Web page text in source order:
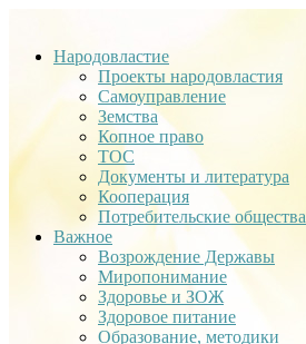
Народовластие
Проекты народовластия
Самоуправление
Земства
Копное право
ТОС
Документы и литература
Кооперация
Потребительские общества
Важное
Возрождение Державы
Миропонимание
Здоровье и ЗОЖ
Здоровое питание
Образование, методики